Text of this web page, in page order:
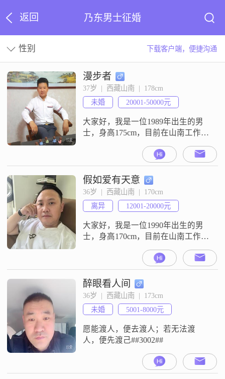
返回 乃东男士征婚
性别 下载客户端，便捷沟通
漫步者
37岁  |  西藏山南  |  178cm
未婚
20001-50000元
大家好，我是一位1989年出生的男
士，身高175cm，目前在山南工作。
间，学历是大专。我觉得自己是一
个稳重可靠的人，责任感很强，对
待生活和事业都非常认真。我性格
乐观积极，即使面对困难也能保持
良好的心态。在生活中，我注重平
衡工作与家庭，努力追求事业上的
成功，同时也尽量抽出时间陪伴家
人
假如爱有天意
36岁  |  西藏山南  |  170cm
离异
12001-20000元
大家好，我是一位1990年出生的男
士，身高170cm，目前在山南工作
20000元之间，学历是中专##3002##
我性格幽默风趣，成熟稳重，真诚
可靠，随和易相处，责任感强
##3002##平时我喜欢看电影，探索
美食，还喜欢自己做菜烹饪
##3002##我也注重健身增肌，保持
健康的体魄#
醉眼看人间
36岁  |  西藏山南  |  173cm
未婚
5001-8000元
愿能渡人，便去渡人；若无法渡
人，便先渡己##3002##